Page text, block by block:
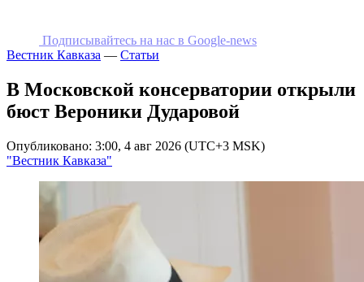
Подписывайтесь на наc в Google-news
Вестник Кавказа — Статьи
В Московской консерватории открыли
бюст Вероники Дударовой
Опубликовано: 3:00, 4 авг 2026 (UTC+3 MSK)
"Вестник Кавказа"